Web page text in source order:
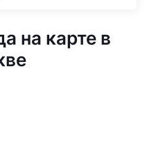
на карте в